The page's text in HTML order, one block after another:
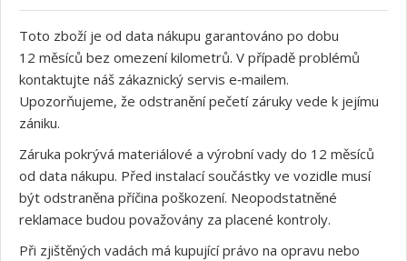
Toto zboží je od data nákupu garantováno po dobu
12 měsíců bez omezení kilometrů. V případě problémů
kontaktujte náš zákaznický servis e‑mailem.
Upozorňujeme, že odstranění pečetí záruky vede k jejímu
zániku.
Záruka pokrývá materiálové a výrobní vady do 12 měsíců
od data nákupu. Před instalací součástky ve vozidle musí
být odstraněna příčina poškození. Neopodstatněné
reklamace budou považovány za placené kontroly.
Při zjištěných vadách má kupující právo na opravu nebo